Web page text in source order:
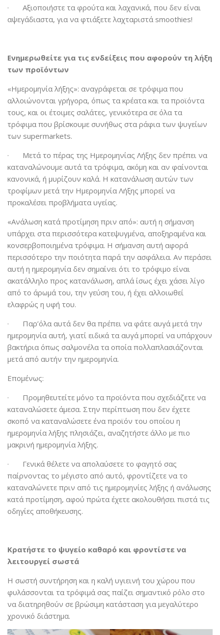
· Αξιοποιήστε τα φρούτα και λαχανικά, που δεν είναι
αψεγάδιαστα, για να φτιάξετε λαχταριστά smoothies!
Ενημερωθείτε για τις ενδείξεις που αφορούν τη λήξη
των προϊόντων
«Ημερομηνία λήξης»: αναγράφεται σε τρόφιμα που
αλλοιώνονται γρήγορα, όπως τα κρέατα και τα προϊόντα
τους, και οι έτοιμες σαλάτες, γενικότερα σε όλα τα
τρόφιμα που βρίσκουμε συνήθως στα ράφια των ψυγείων
των supermarkets.
· Μετά το πέρας της Ημερομηνίας Λήξης δεν πρέπει να
καταναλώνουμε αυτά τα τρόφιμα, ακόμη και αν φαίνονται
κανονικά, ή μυρίζουν καλά. Η κατανάλωση αυτών των
τροφίμων μετά την Ημερομηνία Λήξης μπορεί να
προκαλέσει προβλήματα υγείας.
«Ανάλωση κατά προτίμηση πριν από»: αυτή η σήμανση
υπάρχει στα περισσότερα κατεψυγμένα, αποξηραμένα και
κονσερβοποιημένα τρόφιμα. Η σήμανση αυτή αφορά
περισσότερο την ποιότητα παρά την ασφάλεια. Αν περάσει
αυτή η ημερομηνία δεν σημαίνει ότι το τρόφιμο είναι
ακατάλληλο προς κατανάλωση, απλά ίσως έχει χάσει λίγο
από το άρωμά του, την γεύση του, ή έχει αλλοιωθεί
ελαφρώς η υφή του.
· Παρ’όλα αυτά δεν θα πρέπει να φάτε αυγά μετά την
ημερομηνία αυτή, γιατί ειδικά τα αυγά μπορεί να υπάρχουν
βακτήρια όπως σαλμονέλα τα οποία πολλαπλασιάζονται
μετά από αυτήν την ημερομηνία.
Επομένως:
· Προμηθευτείτε μόνο τα προϊόντα που σχεδιάζετε να
καταναλώσετε άμεσα. Στην περίπτωση που δεν έχετε
σκοπό να καταναλώσετε ένα προϊόν του οποίου η
ημερομηνία λήξης πλησιάζει, αναζητήστε άλλο με πιο
μακρινή ημερομηνία λήξης.
· Γενικά θέλετε να απολαύσετε το φαγητό σας
παίρνοντας το μέγιστο από αυτό, φροντίζετε να το
καταναλώνετε πριν από τις ημερομηνίες λήξης ή ανάλωσης
κατά προτίμηση, αφού πρώτα έχετε ακολουθήσει πιστά τις
οδηγίες αποθήκευσης.
Κρατήστε το ψυγείο καθαρό και φροντίστε να
λειτουργεί σωστά
Η σωστή συντήρηση και η καλή υγιεινή του χώρου που
φυλάσσονται τα τρόφιμά σας παίζει σημαντικό ρόλο στο
να διατηρηθούν σε βρώσιμη κατάσταση για μεγαλύτερο
χρονικό διάστημα.